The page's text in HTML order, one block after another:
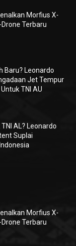
Morfius X-
Terbaru
Baru? Leonardo
Jet Tempur
TNI AU
AL? Leonardo
Suplai
Morfius X-
Terbaru